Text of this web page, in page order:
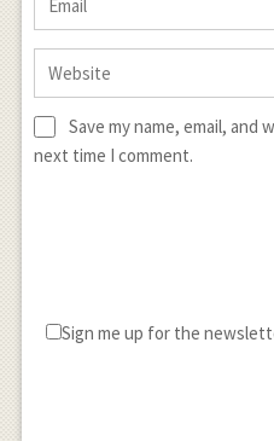
Save my name, email,
next time I comment.
Sign me up for the